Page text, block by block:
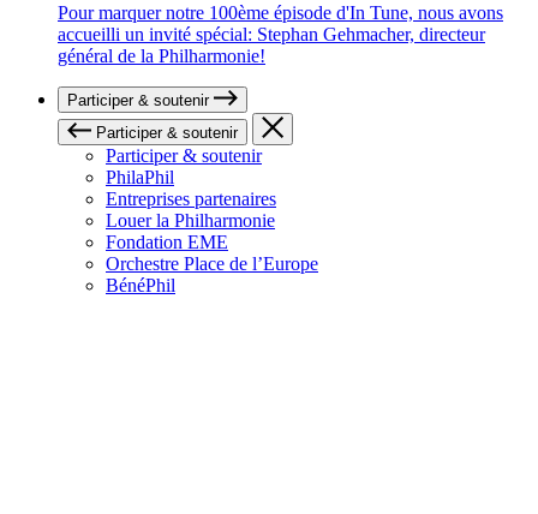
Pour marquer notre 100ème épisode d'In Tune, nous avons
accueilli un invité spécial: Stephan Gehmacher, directeur
général de la Philharmonie!
Participer & soutenir
Participer & soutenir
Participer & soutenir
PhilaPhil
Entreprises partenaires
Louer la Philharmonie
Fondation EME
Orchestre Place de l’Europe
BénéPhil